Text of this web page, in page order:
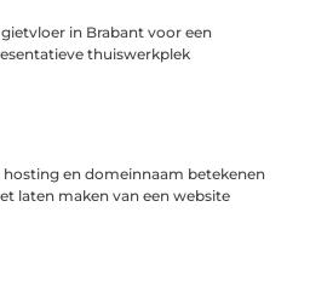
gietvloer in Brabant voor een
thuiswerkplek
hosting en domeinnaam betekenen
laten maken van een website